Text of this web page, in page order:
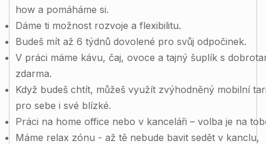
how a pomáháme si.
Dáme ti možnost rozvoje a flexibilitu.
Budeš mít až 6 týdnů dovolené pro svůj odpočinek.
V práci máme kávu, čaj, ovoce a tajný šuplík s
zdarma.
Když budeš chtít, můžeš využít zvýhodněný mobilní
pro sebe i své blízké.
Práci na home office nebo v kanceláři – volba je na
Máme relax zónu - až tě nebude bavit sedět v kanclu,